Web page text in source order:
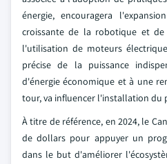
énergie, encouragera
croissante de la robotique et de
l'utilisation de moteurs
précise de la puissance
d'énergie économique et à une
tour, va influencer l'installation du
À titre de référence, en 2024, le
de dollars pour appuyer un
dans le but d'améliorer